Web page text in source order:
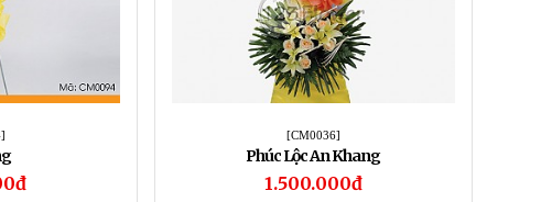
[CM0036]
Phúc Lộc An Khang
1.500.000đ